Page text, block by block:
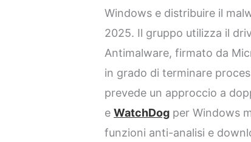
Windows e distribuire il
2025. Il gruppo utilizza il
Antimalware, firmato da
in grado di terminare
prevede un approccio a
eWatchDog per Windows
funzioni anti-analisi e